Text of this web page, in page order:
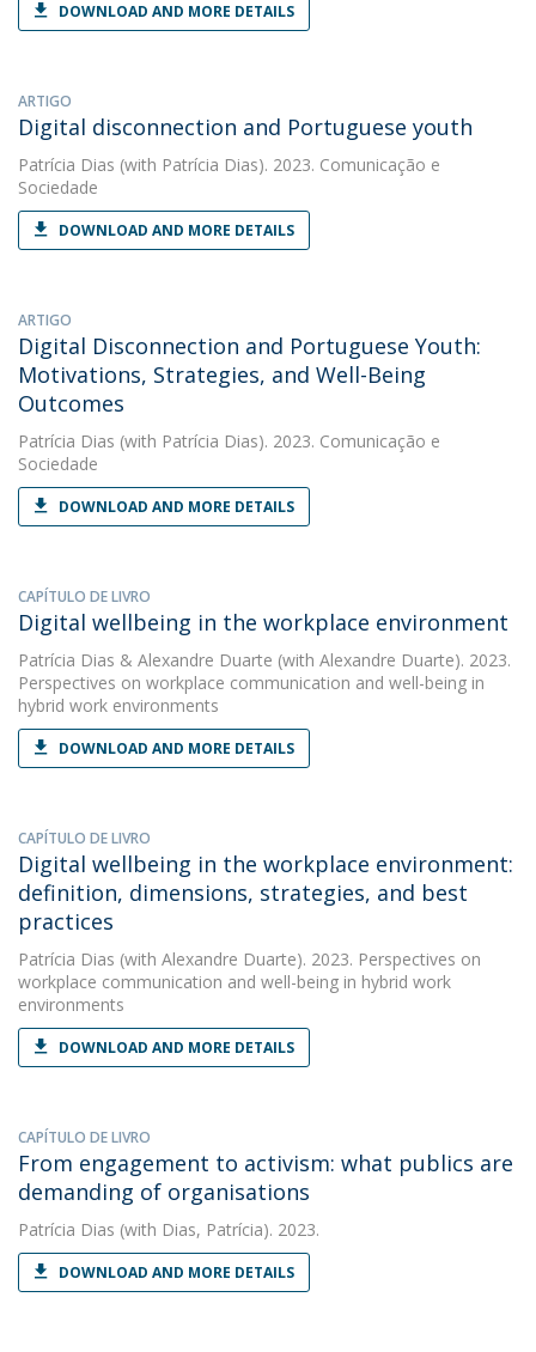
DOWNLOAD AND MORE DETAILS
ARTIGO
Digital disconnection and Portuguese youth
Patrícia Dias (with Patrícia Dias). 2023. Comunicação e
Sociedade
DOWNLOAD AND MORE DETAILS
ARTIGO
Digital Disconnection and Portuguese Youth:
Motivations, Strategies, and Well-Being
Outcomes
Patrícia Dias (with Patrícia Dias). 2023. Comunicação e
Sociedade
DOWNLOAD AND MORE DETAILS
CAPÍTULO DE LIVRO
Digital wellbeing in the workplace environment
Patrícia Dias & Alexandre Duarte (with Alexandre Duarte). 2023.
Perspectives on workplace communication and well-being in
hybrid work environments
DOWNLOAD AND MORE DETAILS
CAPÍTULO DE LIVRO
Digital wellbeing in the workplace environment:
definition, dimensions, strategies, and best
practices
Patrícia Dias (with Alexandre Duarte). 2023. Perspectives on
workplace communication and well-being in hybrid work
environments
DOWNLOAD AND MORE DETAILS
CAPÍTULO DE LIVRO
From engagement to activism: what publics are
demanding of organisations
Patrícia Dias (with Dias, Patrícia). 2023.
DOWNLOAD AND MORE DETAILS